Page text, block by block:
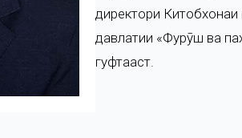
директори
давлатии «Фурӯш ва
гуфтааст.